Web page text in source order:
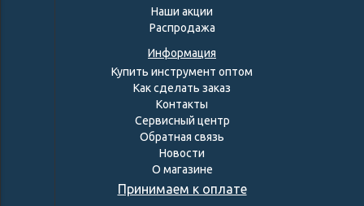
Наши акции
Распродажа
Информация
Купить инструмент оптом
Как сделать заказ
Контакты
Сервисный центр
Обратная связь
Новости
О магазине
Принимаем к оплате